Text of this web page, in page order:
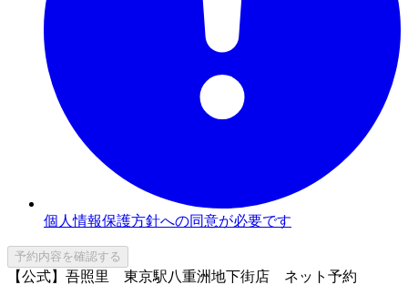
個人情報保護方針への同意が必要です
予約内容を確認する
【公式】吾照里 東京駅八重洲地下街店 ネット予約